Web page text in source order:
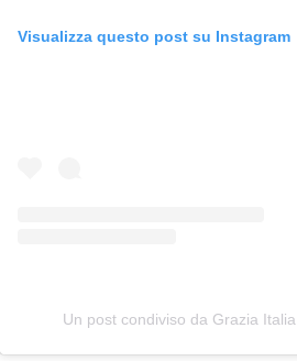
Visualizza questo post su Instagram
Un post condiviso da Grazia